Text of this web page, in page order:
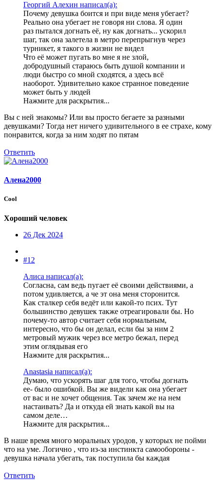
Георгий Алехин написал(а):
Почему девушка боится и при виде меня убегает?
Реально она убегает не говоря ни слова. Я один
раз пытался догнать её, ну как догнать... ускорил
шаг, так она залетела в метро перепрыгнув через
турникет, я такого в жизни не видел
Что её может пугать во мне я не злой,
добродушный стараюсь быть душой компании и
люди быстро со мной сходятся, а здесь всё
наоборот. Удивительно какое странное поведение
может быть у людей
Нажмите для раскрытия...
Вы с ней знакомы? Или вы просто бегаете за разными
девушками? Тогда нет ничего удивительного в ее страхе, кому
понравится, когда за ним ходят по пятам
Ответить
Алена2000
Cool
Хороший человек
26 Дек 2024
#12
Алиса написал(а):
Согласна, сам ведь пугает её своими действиями, а
потом удивляется, а че эт она меня сторонится.
Как сталкер себя ведёт или какой-то псих. Тут
большинство девушек также отреагировали бы. Но
почему-то автор считает себя нормальным,
интересно, что бы он делал, если бы за ним 2
метровый мужик через все метро бежал, перед
этим оглядывая его
Нажмите для раскрытия...
Anastasia написал(а):
Думаю, что ускорять шаг для того, чтобы догнать
ее- было ошибкой. Вы же видели как она убегает
от вас и не хочет общения. Так зачем же на нем
настаивать? Да и откуда ей знать какой вы на
самом деле…
Нажмите для раскрытия...
В наше время много моральных уродов, у которых не пойми
что на уме. Логично , что из-за инстинкта самообороны -
девушка начала убегать, так поступила бы каждая
Ответить